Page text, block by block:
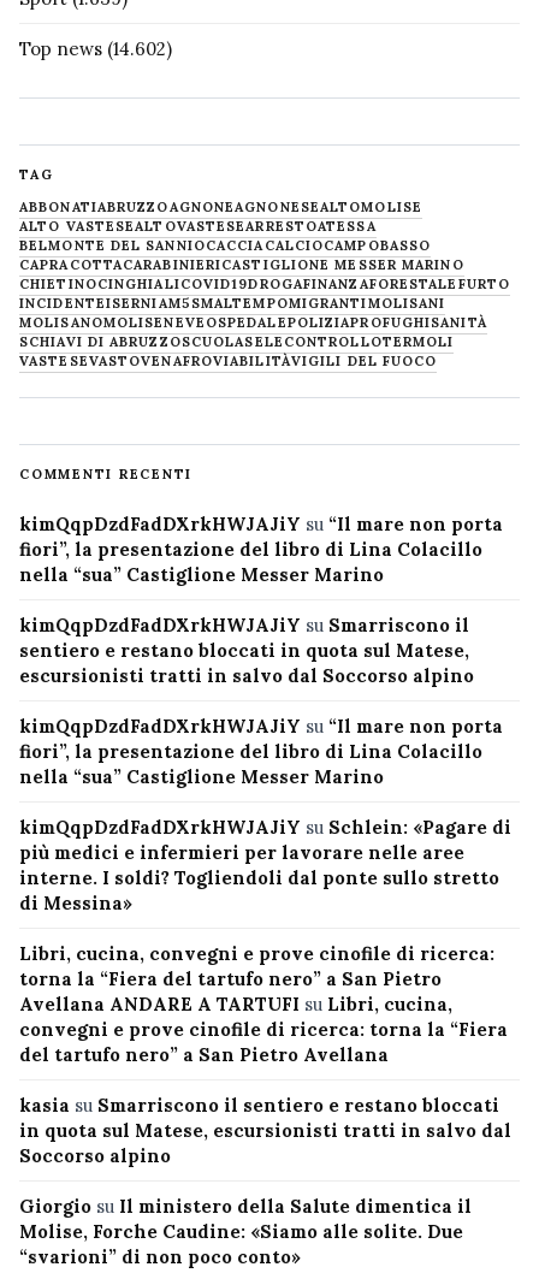
Top news (14.602)
TAG
ABBONATIABRUZZOAGNONEAGNONESEALTOMOLISE
ALTO VASTESEALTOVASTESEARRESTOATESSA
BELMONTE DEL SANNIOCACCIACALCIOCAMPOBASSO
CAPRACOTTACARABINIERICASTIGLIONE MESSER MARINO
CHIETINOCINGHIALICOVID19DROGAFINANZAFORESTALE FURTO
INCIDENTEISERNIAM5SMALTEMPOMIGRANTIMOLISANI
MOLISANOMOLISENEVE OSPEDALEPOLIZIAPROFUGHISANITÀ
SCHIAVI DI ABRUZZOSCUOLASELECONTROLLOTERMOLI
VASTESEVASTOVENAFROVIABILITÀVIGILI DEL FUOCO
COMMENTI RECENTI
kimQqpDzdFadDXrkHWJAJiY su “Il mare non porta
fiori”, la presentazione del libro di Lina Colacillo
nella “sua” Castiglione Messer Marino
kimQqpDzdFadDXrkHWJAJiY su Smarriscono il
sentiero e restano bloccati in quota sul Matese,
escursionisti tratti in salvo dal Soccorso alpino
kimQqpDzdFadDXrkHWJAJiY su “Il mare non porta
fiori”, la presentazione del libro di Lina Colacillo
nella “sua” Castiglione Messer Marino
kimQqpDzdFadDXrkHWJAJiY su Schlein: «Pagare di
più medici e infermieri per lavorare nelle aree
interne. I soldi? Togliendoli dal ponte sullo stretto
di Messina»
Libri, cucina, convegni e prove cinofile di ricerca:
torna la “Fiera del tartufo nero” a San Pietro
Avellana ANDARE A TARTUFI su Libri, cucina,
convegni e prove cinofile di ricerca: torna la “Fiera
del tartufo nero” a San Pietro Avellana
kasia su Smarriscono il sentiero e restano bloccati
in quota sul Matese, escursionisti tratti in salvo dal
Soccorso alpino
Giorgio su Il ministero della Salute dimentica il
Molise, Forche Caudine: «Siamo alle solite. Due
“svarioni” di non poco conto»